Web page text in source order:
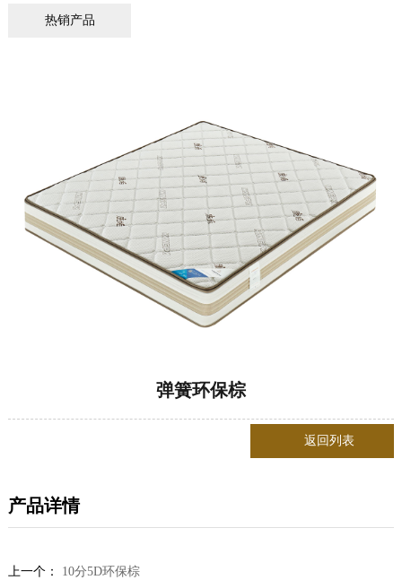
热销产品
弹簧环保棕
返回列表
产品详情
上一个： 10分5D环保棕